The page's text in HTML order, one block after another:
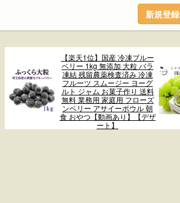
新規登録
【楽天1位】国産 冷凍ブルー
ベリー 1kg 無添加 大粒 バラ
凍結 残留農薬検査済み 冷凍
フルーツ スムージー ヨーグ
ルト ジャム お菓子作り 送料
無料 業務用 家庭用 フローズ
ンベリー アサイーボウル 朝
食 おやつ【動画あり】【デザ
ート】